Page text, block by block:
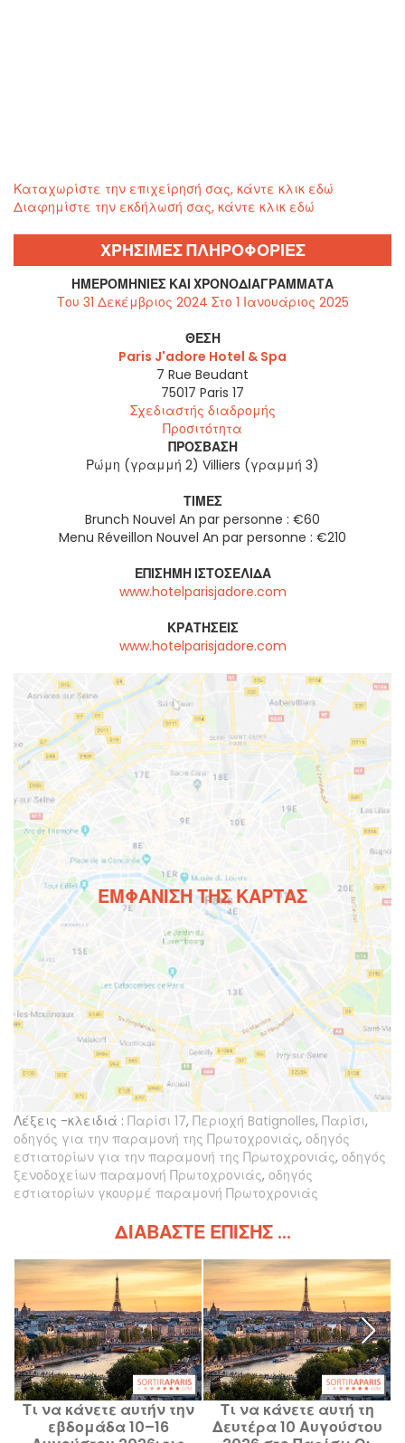
Καταχωρίστε την επιχείρησή σας, κάντε κλικ εδώ
Διαφημίστε την εκδήλωσή σας, κάντε κλικ εδώ
ΧΡΗΣΙΜΕΣ ΠΛΗΡΟΦΟΡΙΕΣ
ΗΜΕΡΟΜΗΝΊΕΣ ΚΑΙ ΧΡΟΝΟΔΙΑΓΡΆΜΜΑΤΑ
Του 31 Δεκέμβριος 2024 Στο 1 Ιανουάριος 2025
ΘΈΣΗ
Paris J'adore Hotel & Spa
7 Rue Beudant
75017 Paris 17
Σχεδιαστής διαδρομής
Προσιτότητα
ΠΡΌΣΒΑΣΗ
Ρώμη (γραμμή 2) Villiers (γραμμή 3)
ΤΙΜΈΣ
Brunch Nouvel An par personne : €60
Menu Réveillon Nouvel An par personne : €210
ΕΠΊΣΗΜΗ ΙΣΤΟΣΕΛΊΔΑ
www.hotelparisjadore.com
ΚΡΑΤΉΣΕΙΣ
www.hotelparisjadore.com
ΕΜΦΆΝΙΣΗ ΤΗΣ ΚΆΡΤΑΣ
Λέξεις -κλειδιά : Παρίσι 17, Περιοχή Batignolles, Παρίσι,
οδηγός για την παραμονή της Πρωτοχρονιάς, οδηγός
εστιατορίων για την παραμονή της Πρωτοχρονιάς, οδηγός
ξενοδοχείων παραμονή Πρωτοχρονιάς, οδηγός
εστιατορίων γκουρμέ παραμονή Πρωτοχρονιάς
ΔΙΑΒΆΣΤΕ ΕΠΊΣΗΣ ...
Τι να κάνετε αυτήν την
εβδομάδα 10–16
Τι να κάνετε αυτή τη
Δευτέρα 10 Αυγούστου